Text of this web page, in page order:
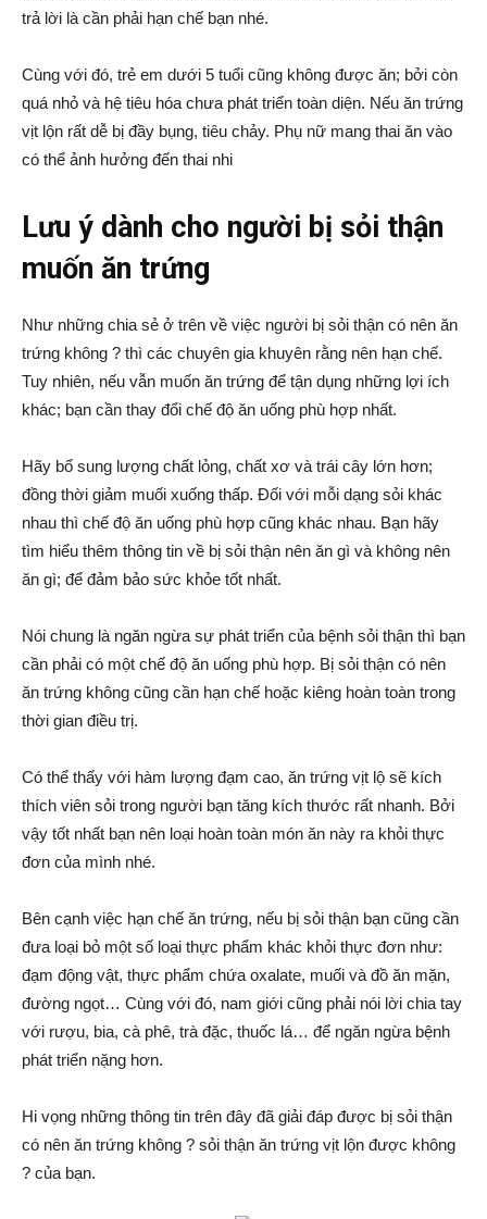
trả lời là cần phải hạn chế bạn nhé.
Cùng với đó, trẻ em dưới 5 tuổi cũng không được ăn; bởi còn
quá nhỏ và hệ tiêu hóa chưa phát triển toàn diện. Nếu ăn trứng
vịt lộn rất dễ bị đầy bụng, tiêu chảy. Phụ nữ mang thai ăn vào
có thể ảnh hưởng đến thai nhi
Lưu ý dành cho người bị sỏi thận
muốn ăn trứng
Như những chia sẻ ở trên về việc người bị sỏi thận có nên ăn
trứng không ? thì các chuyên gia khuyên rằng nên hạn chế.
Tuy nhiên, nếu vẫn muốn ăn trứng để tận dụng những lợi ích
khác; bạn cần thay đổi chế độ ăn uống phù hợp nhất.
Hãy bổ sung lượng chất lỏng, chất xơ và trái cây lớn hơn;
đồng thời giảm muối xuống thấp. Đối với mỗi dạng sỏi khác
nhau thì chế độ ăn uống phù hợp cũng khác nhau. Bạn hãy
tìm hiểu thêm thông tin về bị sỏi thận nên ăn gì và không nên
ăn gì; để đảm bảo sức khỏe tốt nhất.
Nói chung là ngăn ngừa sự phát triển của bệnh sỏi thận thì bạn
cần phải có một chế độ ăn uống phù hợp. Bị sỏi thận có nên
ăn trứng không cũng cần hạn chế hoặc kiêng hoàn toàn trong
thời gian điều trị.
Có thể thấy với hàm lượng đạm cao, ăn trứng vịt lộ sẽ kích
thích viên sỏi trong người bạn tăng kích thước rất nhanh. Bởi
vậy tốt nhất bạn nên loại hoàn toàn món ăn này ra khỏi thực
đơn của mình nhé.
Bên cạnh việc hạn chế ăn trứng, nếu bị sỏi thận bạn cũng cần
đưa loại bỏ một số loại thực phẩm khác khỏi thực đơn như:
đạm động vật, thực phẩm chứa oxalate, muối và đồ ăn mặn,
đường ngọt… Cùng với đó, nam giới cũng phải nói lời chia tay
với rượu, bia, cà phê, trà đặc, thuốc lá… để ngăn ngừa bệnh
phát triển nặng hơn.
Hi vọng những thông tin trên đây đã giải đáp được bị sỏi thận
có nên ăn trứng không ? sỏi thận ăn trứng vịt lộn được không
? của bạn.